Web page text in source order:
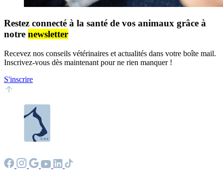
Restez connecté à la santé de vos animaux grâce à
notre newsletter
Recevez nos conseils vétérinaires et actualités dans votre boîte mail.
Inscrivez-vous dès maintenant pour ne rien manquer !
S'inscrire